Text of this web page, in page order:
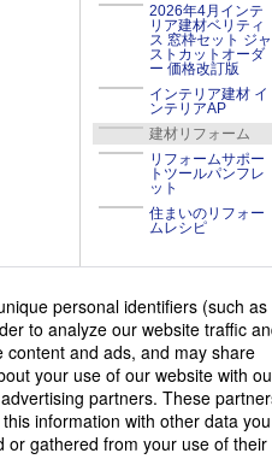
2026年4月インテ
リア建材ベリティ
ス 窓枠セット ジャ
ストカットオーダ
ー 価格改訂版
インテリア建材 イ
ンテリアAP
建材リフォーム
リフォームサポー
トツールパンフレ
ット
住まいのリフォー
ムレシピ